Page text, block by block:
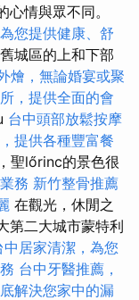
情與眾不同。
您提供健康、舒
城區的上和下部
燴，無論婚宴或聚
，提供全面的會
台中頭部放鬆按摩
提供各種豐富餐
聖lőrinc的景色很
務 新竹整骨推薦
在觀光，休閒之
第二大城市蒙特利
中居家清潔，為您
台中牙醫推薦，
解決您家中的漏